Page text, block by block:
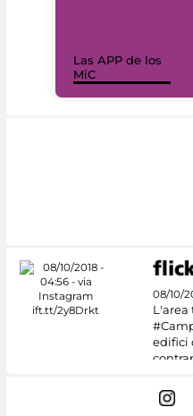
Las APP de los
MiC
08/10/
L'area
edifici